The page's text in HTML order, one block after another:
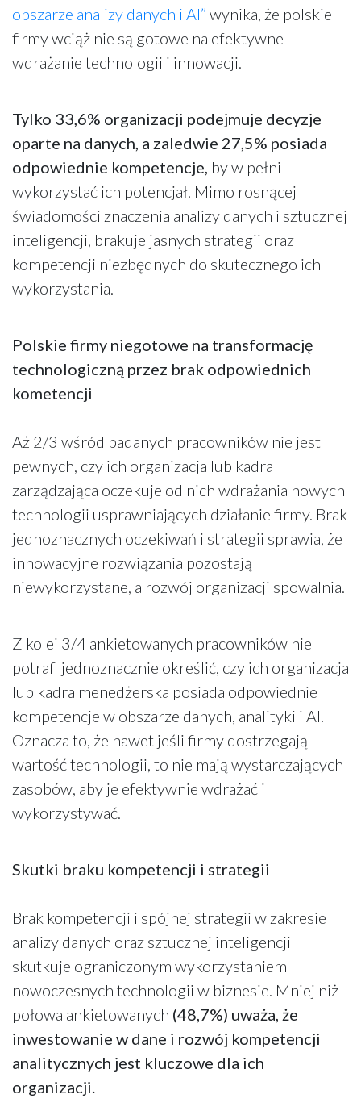
obszarze analizy danych i AI” wynika, że polskie
firmy wciąż nie są gotowe na efektywne
wdrażanie technologii i innowacji.
Tylko 33,6% organizacji podejmuje decyzje
oparte na danych, a zaledwie 27,5% posiada
odpowiednie kompetencje, by w pełni
wykorzystać ich potencjał. Mimo rosnącej
świadomości znaczenia analizy danych i sztucznej
inteligencji, brakuje jasnych strategii oraz
kompetencji niezbędnych do skutecznego ich
wykorzystania.
Polskie firmy niegotowe na transformację
technologiczną przez brak odpowiednich
kometencji
Aż 2/3 wśród badanych pracowników nie jest
pewnych, czy ich organizacja lub kadra
zarządzająca oczekuje od nich wdrażania nowych
technologii usprawniających działanie firmy. Brak
jednoznacznych oczekiwań i strategii sprawia, że
innowacyjne rozwiązania pozostają
niewykorzystane, a rozwój organizacji spowalnia.
Z kolei 3/4 ankietowanych pracowników nie
potrafi jednoznacznie określić, czy ich organizacja
lub kadra menedżerska posiada odpowiednie
kompetencje w obszarze danych, analityki i AI.
Oznacza to, że nawet jeśli firmy dostrzegają
wartość technologii, to nie mają wystarczających
zasobów, aby je efektywnie wdrażać i
wykorzystywać.
Skutki braku kompetencji i strategii
Brak kompetencji i spójnej strategii w zakresie
analizy danych oraz sztucznej inteligencji
skutkuje ograniczonym wykorzystaniem
nowoczesnych technologii w biznesie. Mniej niż
połowa ankietowanych (48,7%) uważa, że
inwestowanie w dane i rozwój kompetencji
analitycznych jest kluczowe dla ich
organizacji.